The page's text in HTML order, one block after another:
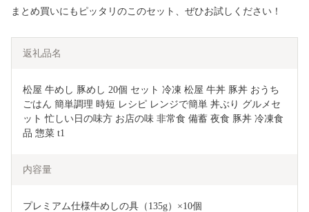
まとめ買いにもピッタリのこのセット、ぜひお試しください！
返礼品名
松屋 牛めし 豚めし 20個 セット 冷凍 松屋 牛丼 豚丼 おうち
ごはん 簡単調理 時短 レシピ レンジで簡単 丼ぶり グルメセ
ット 忙しい日の味方 お店の味 非常食 備蓄 夜食 豚丼 冷凍食
品 惣菜 t1
内容量
プレミアム仕様牛めしの具（135g）×10個